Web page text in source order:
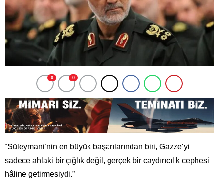
0 0
“Süleymani’nin en büyük başarılarından biri, Gazze’yi
sadece ahlaki bir çığlık değil, gerçek bir caydırıcılık cephesi
hâline getirmesiydi.”